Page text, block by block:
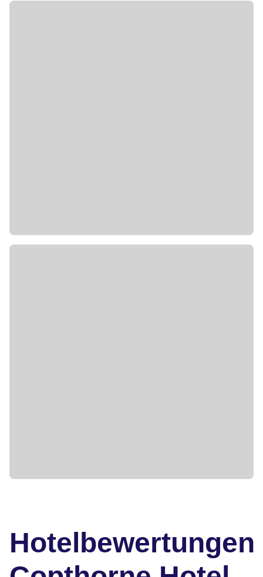
Hotelbewertungen